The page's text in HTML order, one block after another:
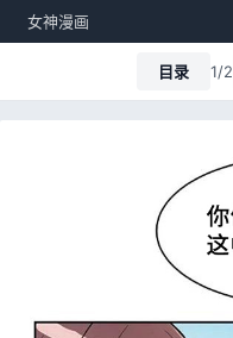
女神漫画
目录 1/2